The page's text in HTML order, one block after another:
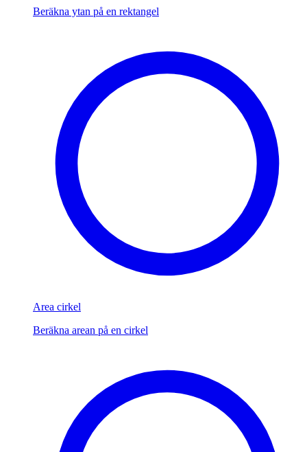
Beräkna ytan på en rektangel
Area cirkel
Beräkna arean på en cirkel